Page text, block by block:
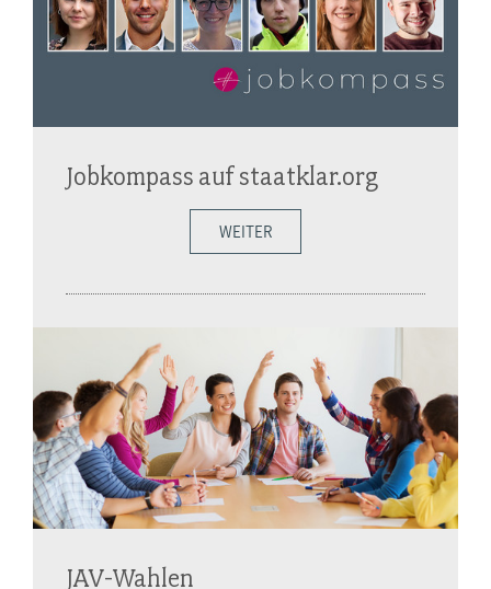
Jobkompass auf staatklar.org
WEITER
JAV-Wahlen